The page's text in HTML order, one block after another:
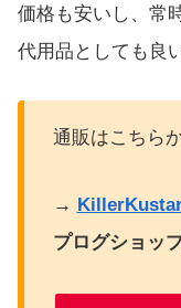
価格も安いし、常
代用品としても良
通販はこちら
→
プログショッ